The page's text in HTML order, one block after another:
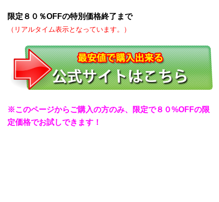
限定８０％OFFの特別価格終了まで残り3名
（リアルタイム表示となっています。）
※このページからご購入の方のみ、限定で８０%OFFの限
定価格でお試しできます！